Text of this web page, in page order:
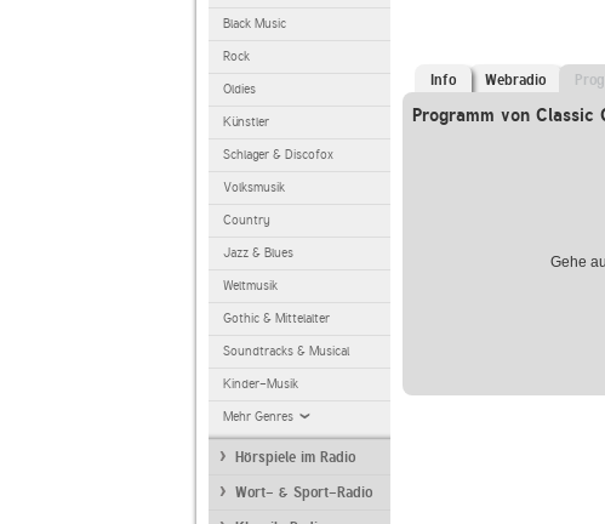
Black Music
Rock
Oldies
Künstler
Schlager & Discofox
Volksmusik
Country
Jazz & Blues
Weltmusik
Gothic & Mittelalter
Soundtracks & Musical
Kinder-Musik
Mehr Genres
Hörspiele im Radio
Wort- & Sport-Radio
Info Webradio
Programm von Classic
Gehe